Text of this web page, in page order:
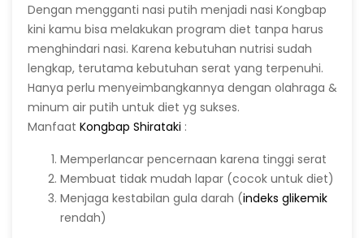
Dengan mengganti nasi putih menjadi nasi Kongbap
kini kamu bisa melakukan program diet tanpa harus
menghindari nasi. Karena kebutuhan nutrisi sudah
lengkap, terutama kebutuhan serat yang terpenuhi.
Hanya perlu menyeimbangkannya dengan olahraga &
minum air putih untuk diet yg sukses.
Manfaat Kongbap Shirataki :
Memperlancar pencernaan karena tinggi serat
Membuat tidak mudah lapar (cocok untuk diet)
Menjaga kestabilan gula darah (indeks glikemik
rendah)